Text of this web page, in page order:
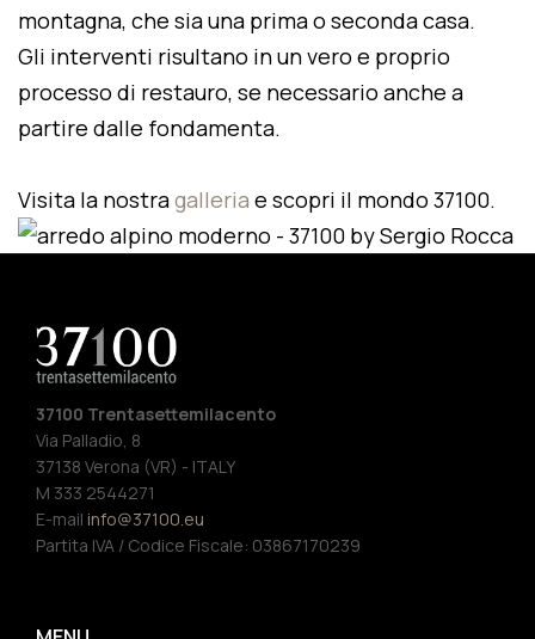
montagna, che sia una prima o seconda casa.
Gli interventi risultano in un vero e proprio
processo di restauro, se necessario anche a
partire dalle fondamenta.
Visita la nostragalleria e scopri il mondo 37100.
37100 Trentasettemilacento
Via Palladio, 8
37138 Verona (VR) - ITALY
M 333 2544271
E-mail info@37100.eu
Partita IVA / Codice Fiscale: 03867170239